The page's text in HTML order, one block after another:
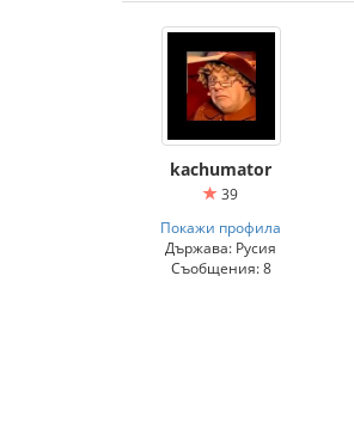
kachumator
39
Покажи профила
Държава: Русия
Съобщения: 8